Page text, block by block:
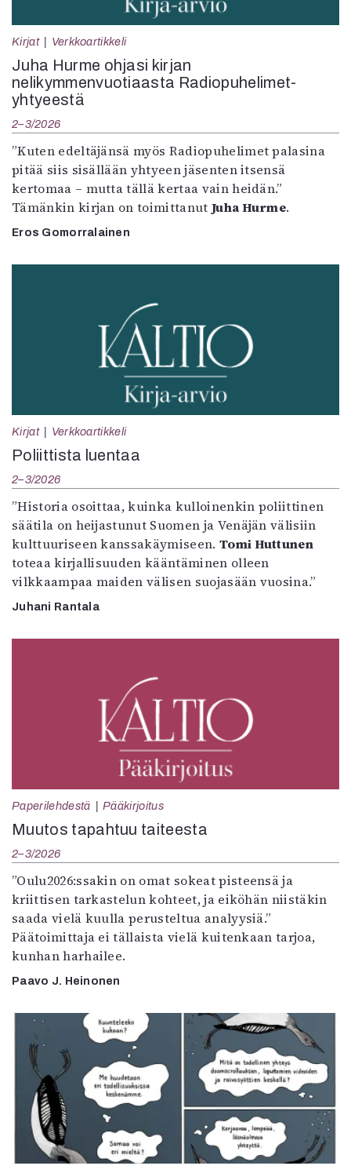
Kirjat Verkkoartikkeli
Juha Hurme ohjasi kirjan
nelikymmenvuotiaasta Radiopuhelimet-
yhtyeestä
2–3/2026
”Kuten edeltäjänsä myös Radiopuhelimet palasina
pitää siis sisällään yhtyeen jäsenten itsensä
kertomaa – mutta tällä kertaa vain heidän.”
Tämänkin kirjan on toimittanut Juha Hurme.
Eros Gomorralainen
Kirjat Verkkoartikkeli
Poliittista luentaa
2–3/2026
”Historia osoittaa, kuinka kulloinenkin poliittinen
säätila on heijastunut Suomen ja Venäjän välisiin
kulttuuriseen kanssakäymiseen. Tomi Huttunen
toteaa kirjallisuuden kääntäminen olleen
vilkkaampaa maiden välisen suojasään vuosina.”
Juhani Rantala
Paperilehdestä Pääkirjoitus
Muutos tapahtuu taiteesta
2–3/2026
”Oulu2026:ssakin on omat sokeat pisteensä ja
kriittisen tarkastelun kohteet, ja eiköhän niistäkin
saada vielä kuulla perusteltua analyysiä.”
Päätoimittaja ei tällaista vielä kuitenkaan tarjoa,
kunhan harhailee.
Paavo J. Heinonen